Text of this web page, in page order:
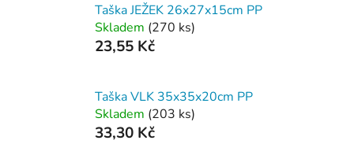
Taška JEŽEK 26x27x15cm PP
Skladem (270 ks)
23,55 Kč
Taška VLK 35x35x20cm PP
Skladem (203 ks)
33,30 Kč